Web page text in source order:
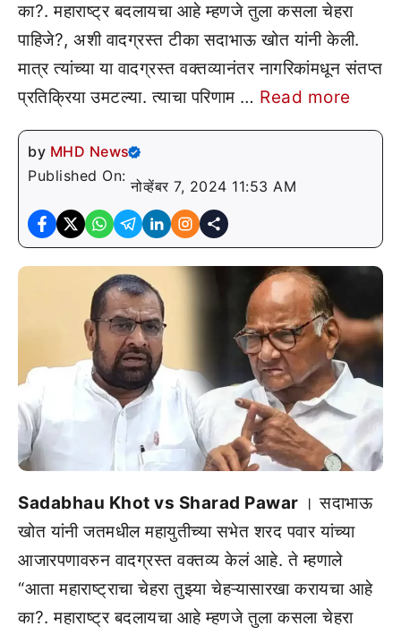
का?. महाराष्ट्र बदलायचा आहे म्हणजे तुला कसला चेहरा
पाहिजे?, अशी वादग्रस्त टीका सदाभाऊ खोत यांनी केली.
मात्र त्यांच्या या वादग्रस्त वक्तव्यानंतर नागरिकांमधून संतप्त
प्रतिक्रिया उमटल्या. त्याचा परिणाम … Read more
by MHD News
Published On:
नोव्हेंबर 7, 2024 11:53 AM
Sadabhau Khot vs Sharad Pawar । सदाभाऊ
खोत यांनी जतमधील महायुतीच्या सभेत शरद पवार यांच्या
आजारपणावरुन वादग्रस्त वक्तव्य केलं आहे. ते म्हणाले
“आता महाराष्ट्राचा चेहरा तुझ्या चेहऱ्यासारखा करायचा आहे
का?. महाराष्ट्र बदलायचा आहे म्हणजे तुला कसला चेहरा